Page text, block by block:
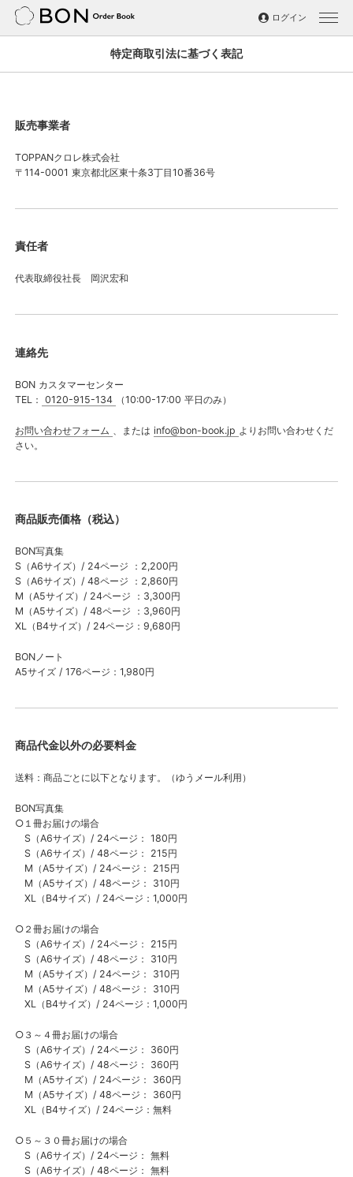
ログイン
写真集
＠bon_order_book
特定商取引法に基づく表記
販売事業者
TOPPANクロレ株式会社
〒114-0001 東京都北区東十条3丁目10番36号
責任者
代表取締役社長 岡沢宏和
連絡先
BON カスタマーセンター
TEL： 0120-915-134 （10:00-17:00 平日のみ）
お問い合わせフォーム 、またはinfo@bon-book.jp よりお問い合わせくだ
さい。
商品販売価格（税込）
BON写真集
S（A6サイズ）/ 24ページ ：2,200円
S（A6サイズ）/ 48ページ ：2,860円
M（A5サイズ）/ 24ページ ：3,300円
M（A5サイズ）/ 48ページ ：3,960円
XL（B4サイズ）/ 24ページ：9,680円
BONノート
A5サイズ / 176ページ：1,980円
商品代金以外の必要料金
送料：商品ごとに以下となります。（ゆうメール利用）
BON写真集
○１冊お届けの場合
S（A6サイズ）/ 24ページ： 180円
S（A6サイズ）/ 48ページ： 215円
M（A5サイズ）/ 24ページ： 215円
M（A5サイズ）/ 48ページ： 310円
XL（B4サイズ）/ 24ページ：1,000円
○２冊お届けの場合
S（A6サイズ）/ 24ページ： 215円
S（A6サイズ）/ 48ページ： 310円
M（A5サイズ）/ 24ページ： 310円
M（A5サイズ）/ 48ページ： 310円
XL（B4サイズ）/ 24ページ：1,000円
○３～４冊お届けの場合
S（A6サイズ）/ 24ページ： 360円
S（A6サイズ）/ 48ページ： 360円
M（A5サイズ）/ 24ページ： 360円
M（A5サイズ）/ 48ページ： 360円
XL（B4サイズ）/ 24ページ：無料
○５～３０冊お届けの場合
S（A6サイズ）/ 24ページ： 無料
S（A6サイズ）/ 48ページ： 無料